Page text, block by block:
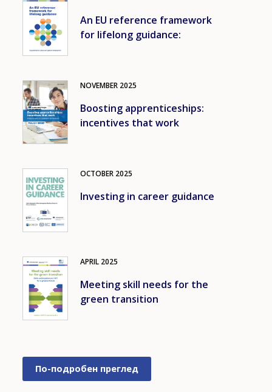
An EU reference framework
for lifelong guidance:
Image NOVEMBER 2025
Boosting apprenticeships:
incentives that work
Image OCTOBER 2025
Investing in career guidance
Image APRIL 2025
Meeting skill needs for the
green transition
По-подробен преглед